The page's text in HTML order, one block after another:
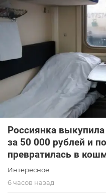
Россиянка
за 50 000 рублей и
превратилась в
Интересное
6 часов назад